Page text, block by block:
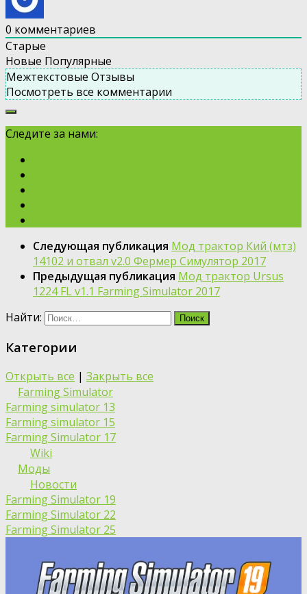
0 комментариев
Старые
Новые Популярные
Межтекстовые Отзывы
Посмотреть все комментарии
Следите за нами:
Следующая публикация Мод трактор Кий (мтз)
14102 и отвал v2.0 Фермер Симулятор 2017
Предыдущая публикация Мод трактор Ursus
1224 FL v1.1 Farming Simulator 2017
Найти:
Категории
Открыть все | Закрыть все
Farming Simulator
Farming simulator 13
Farming simulator 15
Farming Simulator 17
Wiki
Моды
Новости
Farming Simulator 19
Farming Simulator 22
Farming Simulator 25